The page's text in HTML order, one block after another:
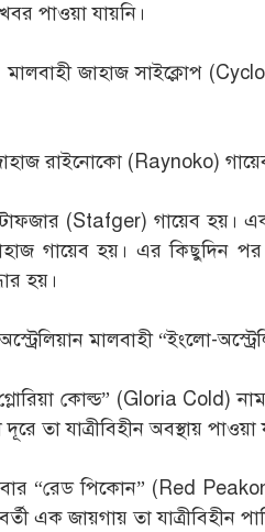
পাওয়া যায়নি।
মালবাহী জাহাজ সাইক্লোপ
রাইনোকো (Raynoko)
(Stafger) গায়েব হয়।
গায়েব হয়। এর কিছুদিন পর
হয়।
মালবাহী “ইংলো-
কোল্ড” (Gloria Cold)
তা যাত্রীবিহীন অবস্থায় পাওয়া
“রেড পিকোন” (Red
এক জায়গায় তা যাত্রীবিহীন